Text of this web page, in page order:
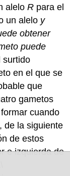
aleloR para el
un alelo y
obtener
puede
surtido
en el que se
que
gametos
cuando
de la siguiente
de estos
e izquierda de